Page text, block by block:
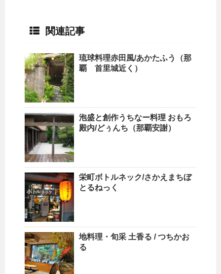
関連記事
琉球料理赤田風/あかたふう（那
覇 首里城近く）
泡盛と創作うちなー料理 おもろ
殿内/どぅんち（那覇安謝）
栄町ボトルネック/さかえまちぼ
とるねっく
地料理・旬采 土香る / つちかお
る